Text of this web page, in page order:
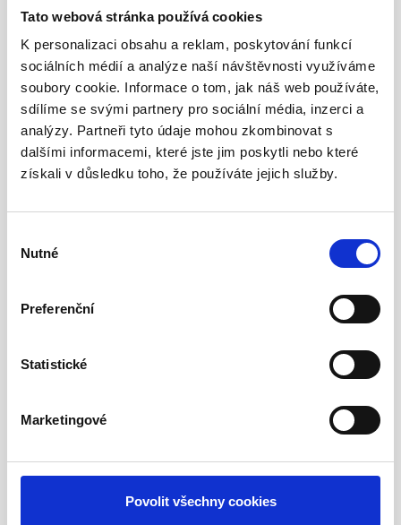
Tato webová stránka používá cookies
K personalizaci obsahu a reklam, poskytování funkcí
sociálních médií a analýze naší návštěvnosti využíváme
soubory cookie. Informace o tom, jak náš web používáte,
sdílíme se svými partnery pro sociální média, inzerci a
analýzy. Partneři tyto údaje mohou zkombinovat s
dalšími informacemi, které jste jim poskytli nebo které
získali v důsledku toho, že používáte jejich služby.
souhlasu
Nutné
Preferenční
Statistické
Marketingové
Povolit všechny cookies
Co dodáváme nejčastěji:
strukturovaná kabeláž (rozvody do
místností, zásuvky, rozvaděč)
zakončení do patch panelů, organizace
kabeláže, popis a přehlednost
instalace aktivních prvků dle návrhu (switch,
router, AP – pokud dodáváte)
docházku svých pracovníkůa zvyšte efektivitu